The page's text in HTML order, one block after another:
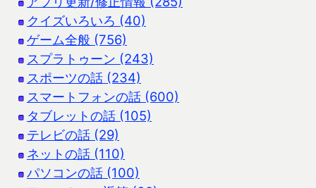
クイズいろいろ (40)
ゲーム全般 (756)
スプラトゥーン (243)
スポーツの話 (234)
スマートフォンの話 (600)
タブレットの話 (105)
テレビの話 (29)
ネットの話 (110)
パソコンの話 (100)